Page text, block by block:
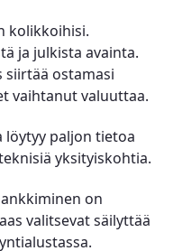
kolikkoihisi.
ja julkista avainta.
siirtää ostamasi
vaihtanut valuuttaa.
paljon tietoa
yksityiskohtia.
on
valitsevat säilyttää